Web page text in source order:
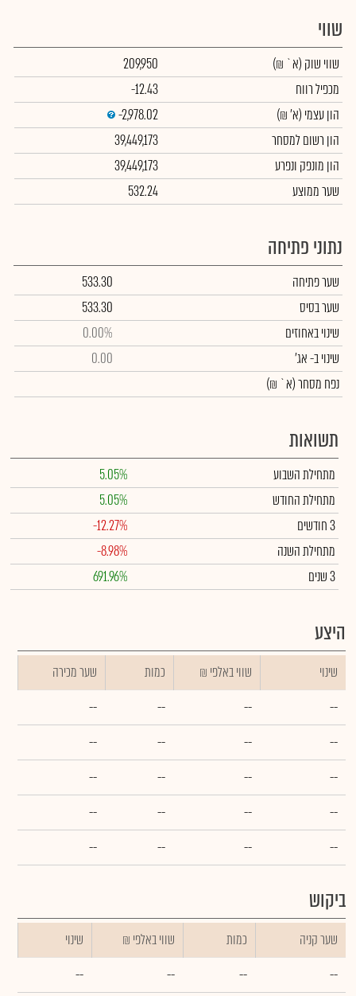
שווי
שווי שוק (א` ₪)
209,950
מכפיל רווח
-12.43
הון עצמי (א' ₪)
-2,978.02
הון רשום למסחר
39,449,173
הון מונפק ונפרע
39,449,173
שער ממוצע
532.24
נתוני פתיחה
שער פתיחה
533.30
שער בסיס
533.30
שינוי באחוזים
0.00%
שינויב- אג'
0.00
נפח מסחר(א` ₪)
תשואות
מתחילת השבוע
5.05%
מתחילת החודש
5.05%
3 חודשים
-12.27%
מתחילת השנה
-8.98%
3 שנים
691.96%
היצע
שינוי ₪ שווי באלפי כמות
שער מכירה
--
--
--
--
--
--
--
--
--
--
--
--
--
--
--
--
--
--
--
--
ביקוש
שער קניה כמות ₪ שווי באלפי
שינוי
--
--
--
--